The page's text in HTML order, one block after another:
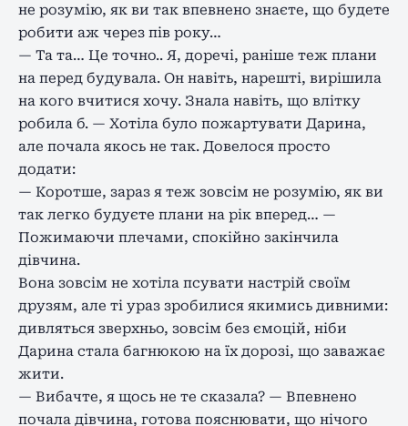
не розумію, як ви так впевнено знаєте, що будете
робити аж через пів року…
— Та та… Це точно.. Я, доречі, раніше теж плани
на перед будувала. Он навіть, нарешті, вирішила
на кого вчитися хочу. Знала навіть, що влітку
робила б. — Хотіла було пожартувати Дарина,
але почала якось не так. Довелося просто
додати:
— Коротше, зараз я теж зовсім не розумію, як ви
так легко будуєте плани на рік вперед… —
Пожимаючи плечами, спокійно закінчила
дівчина.
Вона зовсім не хотіла псувати настрій своїм
друзям, але ті ураз зробилися якимись дивними:
дивляться зверхньо, зовсім без ємоцій, ніби
Дарина стала багнюкою на їх дорозі, що заважає
жити.
— Вибачте, я щось не те сказала? — Впевнено
почала дівчина, готова пояснювати, що нічого